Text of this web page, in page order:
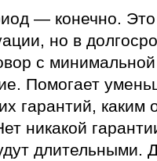
— конечно. Это
но в
с
Помогает
гарантий, каким
никакой
длительными.